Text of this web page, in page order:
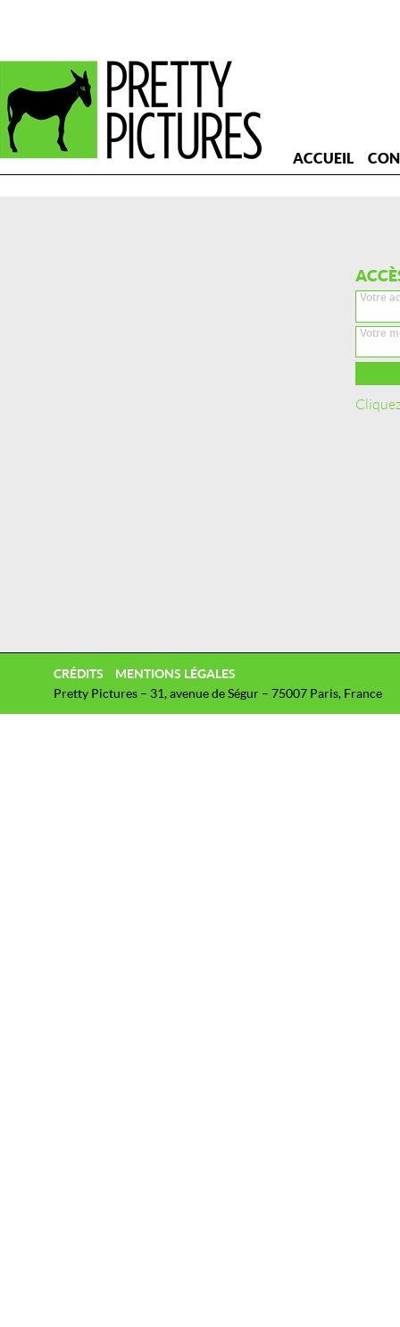
ACCUEIL
Votre
Votre
CRÉDITS
MENTIONS LÉGALES
Pretty Pictures – 31, avenue de Ségur – 75007 Paris, France